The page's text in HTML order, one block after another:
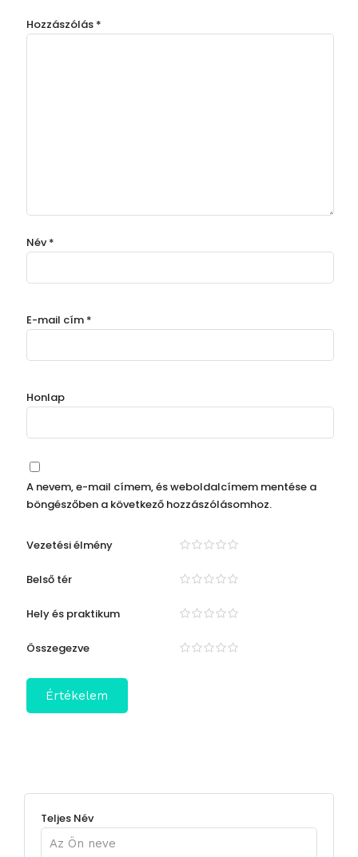
Hozzászólás *
Név*
E-mail cím *
Honlap
A nevem, e-mail címem, és weboldalcímem mentése a
böngészőben a következő hozzászólásomhoz.
Vezetési élmény
Belső tér
Hely és praktikum
Összegezve
Teljes Név